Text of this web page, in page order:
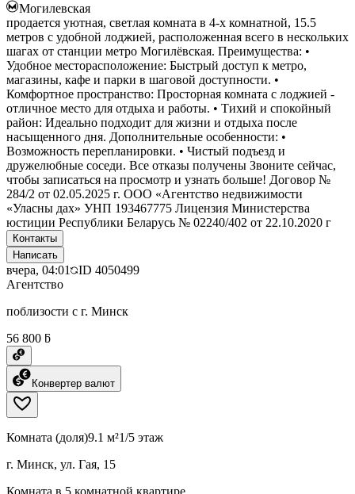
Могилевская
продается уютная, светлая комната в 4-х комнатной, 15.5
метров с удобной лоджией, расположенная всего в нескольких
шагах от станции метро Могилёвская. Преимущества: •
Удобное месторасположение: Быстрый доступ к метро,
магазины, кафе и парки в шаговой доступности. •
Комфортное пространство: Просторная комната с лоджией -
отличное место для отдыха и работы. • Тихий и спокойный
район: Идеально подходит для жизни и отдыха после
насыщенного дня. Дополнительные особенности: •
Возможность перепланировки. • Чистый подъезд и
дружелюбные соседи. Все отказы получены Звоните сейчас,
чтобы записаться на просмотр и узнать больше! Договор №
284/2 от 02.05.2025 г. ООО «Агентство недвижимости
«Уласны дах» УНП 193467775 Лицензия Министерства
юстиции Республики Беларусь № 02240/402 от 22.10.2020 г
Контакты
Написать
вчера, 04:01 ID 4050499
Агентство
поблизости с г. Минск
56 800 ƃ
Конвертер валют
Комната (доля)9.1 м²1/5 этаж
г. Минск, ул. Гая, 15
Комната в 5 комнатной квартире.